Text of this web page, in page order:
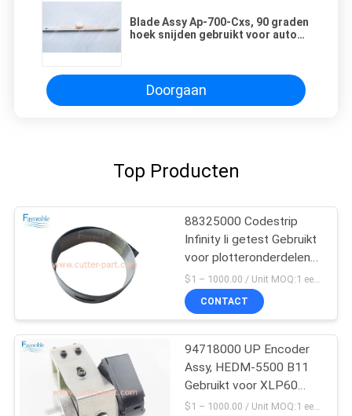
Blade Assy Ap-700-Cxs, 90 graden
hoek snijden gebruikt voor auto
Doorgaan
Top Producten
88325000 Codestrip
Infinity Ii getest Gebruikt
voor plotteronderdelen
Infinity AE2
CONTACT
94718000 UP Encoder
Assy, HEDM-5500 B11
Gebruikt voor XLP60
assemblage
$1 – 1000.00 / Unit MOQ:1 eenheid/eenheden Negociate